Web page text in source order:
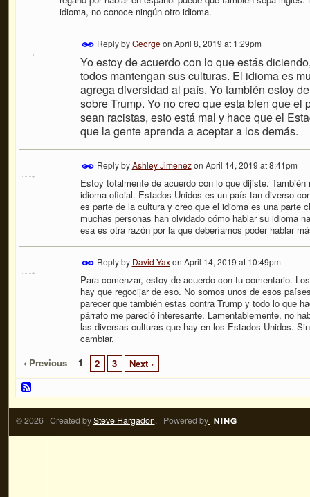
idioma, no conoce ningún otro idioma.
Reply byGeorgeon April 8, 2019 at 1:29pm
Yo estoy de acuerdo con lo que estás
todos mantengan sus culturas. El idioma es
agrega diversidad al país. Yo también estoy
sobre Trump. Yo no creo que esta bien que el
sean racistas, esto está mal y hace que el
que la gente aprenda a aceptar a los demás.
Reply by Ashley Jimenezon April 14, 2019 at 8:41pm
Estoy totalmente de acuerdo con lo que dijiste.
idioma oficial. Estados Unidos es un país tan diverso
es parte de la cultura y creo que el idioma es una parte
muchas personas han olvidado cómo hablar su idioma
esa es otra razón por la que deberíamos poder hablar
Reply by David Yaxon April 14, 2019 at 10:49pm
Para comenzar, estoy de acuerdo con tu comentario.
hay que regocijar de eso. No somos unos de esos
parecer que también estas contra Trump y todo lo que
párrafo me pareció interesante. Lamentablemente, no
las diversas culturas que hay en los Estados Unidos.
cambiar.
‹ Previous
1 2 3 Next ›
© 2026 Created bySteve Hargadon. Powered by